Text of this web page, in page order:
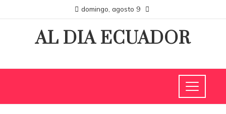
domingo, agosto 9
AL DIA ECUADOR